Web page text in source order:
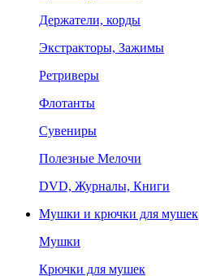
Держатели, корды
Экстракторы, Зажимы
Ретриверы
Флотанты
Сувениры
Полезные Мелочи
DVD, Журналы, Книги
Мушки и крючки для мушек
Мушки
Крючки для мушек